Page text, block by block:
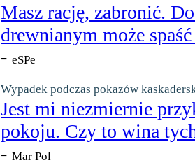
Masz rację, zabronić.
drewnianym może
- eSPe
Wypadek podczas pokazów
Jest mi niezmiernie
pokoju. Czy to wina
- Mar Pol